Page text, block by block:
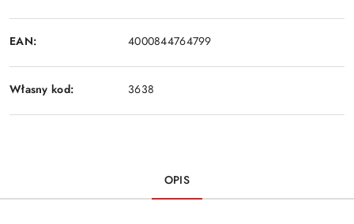
EAN: 4000844764799
Własny kod: 3638
OPIS